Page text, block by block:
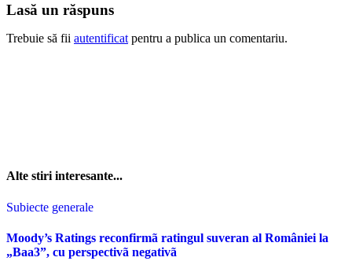
Lasă un răspuns
Trebuie să fii autentificat pentru a publica un comentariu.
Alte stiri interesante...
Subiecte generale
Moody’s Ratings reconfirmã ratingul suveran al României la
„Baa3”, cu perspectivã negativã